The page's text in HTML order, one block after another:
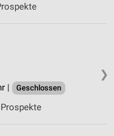
❯
|
Geschlossen